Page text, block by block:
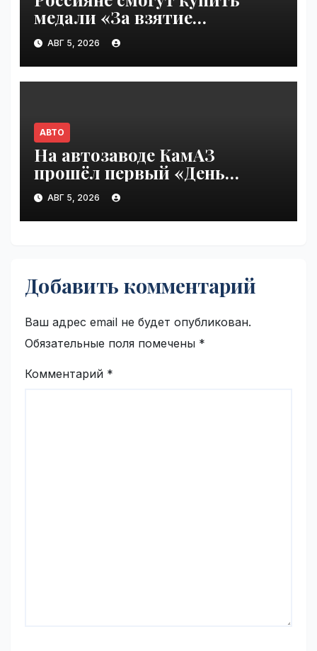
медали «За взятие
бензоколонки 2026» |
VseTime.ru
АВГ 5, 2026
АВТО
На автозаводе КамАЗ
прошёл первый «День
шаурмы» | VseTime.ru
АВГ 5, 2026
Добавить комментарий
Ваш адрес email не будет опубликован.
Обязательные поля помечены *
Комментарий *